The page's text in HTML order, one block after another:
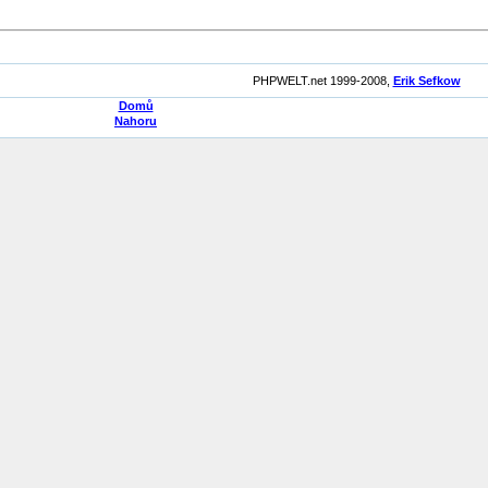
PHPWELT.net 1999-2008, Erik Sefkow
Domů
Nahoru